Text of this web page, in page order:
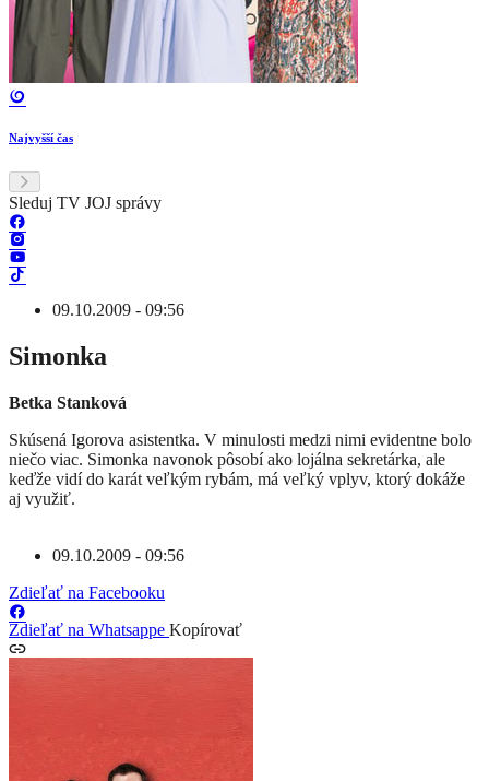
Najvyšší čas
Sleduj TV JOJ správy
09.10.2009 - 09:56
Simonka
Betka Stanková
Skúsená Igorova asistentka. V minulosti medzi nimi evidentne bolo
niečo viac. Simonka navonok pôsobí ako lojálna sekretárka, ale
keďže vidí do karát veľkým rybám, má veľký vplyv, ktorý dokáže
aj využiť.
09.10.2009 - 09:56
Zdieľať na Facebooku
Zdieľať na Whatsappe Kopírovať